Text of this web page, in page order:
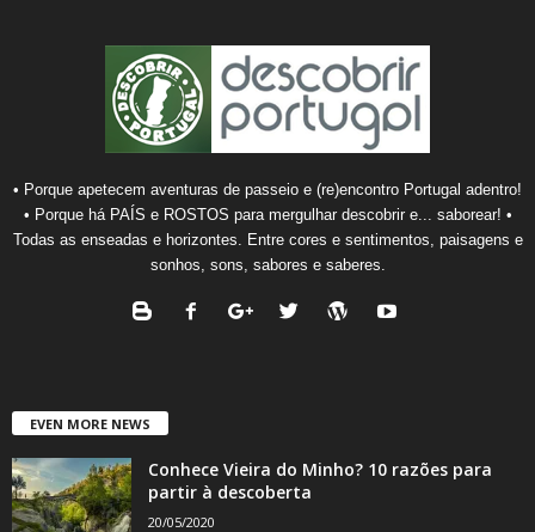
• Porque apetecem aventuras de passeio e (re)encontro Portugal adentro!
• Porque há PAÍS e ROSTOS para mergulhar descobrir e... saborear! •
Todas as enseadas e horizontes. Entre cores e sentimentos, paisagens e
sonhos, sons, sabores e saberes.
EVEN MORE NEWS
Conhece Vieira do Minho? 10 razões para
partir à descoberta
20/05/2020